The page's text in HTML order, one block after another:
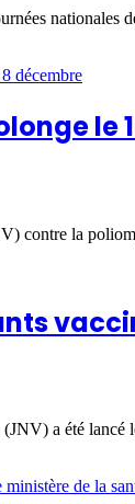
le
contre la
a été